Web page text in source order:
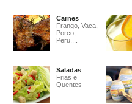
Carnes
Frango, Vaca,
Porco,
Peru,...
Saladas
Frias e
Quentes